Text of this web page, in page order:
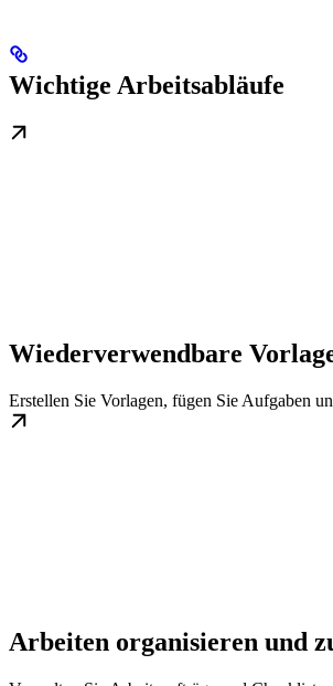
Wichtige Arbeitsabläufe
Wiederverwendbare
Erstellen Sie Vorlagen, fügen Sie Aufgaben
Arbeiten organisieren und